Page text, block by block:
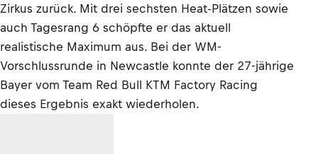
Zirkus zurück. Mit drei sechsten Heat-Plätzen sowie
auch Tagesrang 6 schöpfte er das aktuell
realistische Maximum aus. Bei der WM-
Vorschlussrunde in Newcastle konnte der 27-jährige
Bayer vom Team Red Bull KTM Factory Racing
dieses Ergebnis exakt wiederholen.